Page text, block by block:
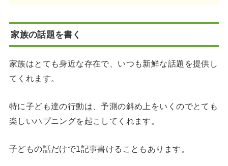
家族の話題を書く
家族はとても身近な存在で、いつも新鮮な話題を提供し
てくれます。
特に子ども達の行動は、予測の斜め上をいくのでとても
楽しいハプニングを起こしてくれます。
子どもの話だけで1記事書けることもあります。